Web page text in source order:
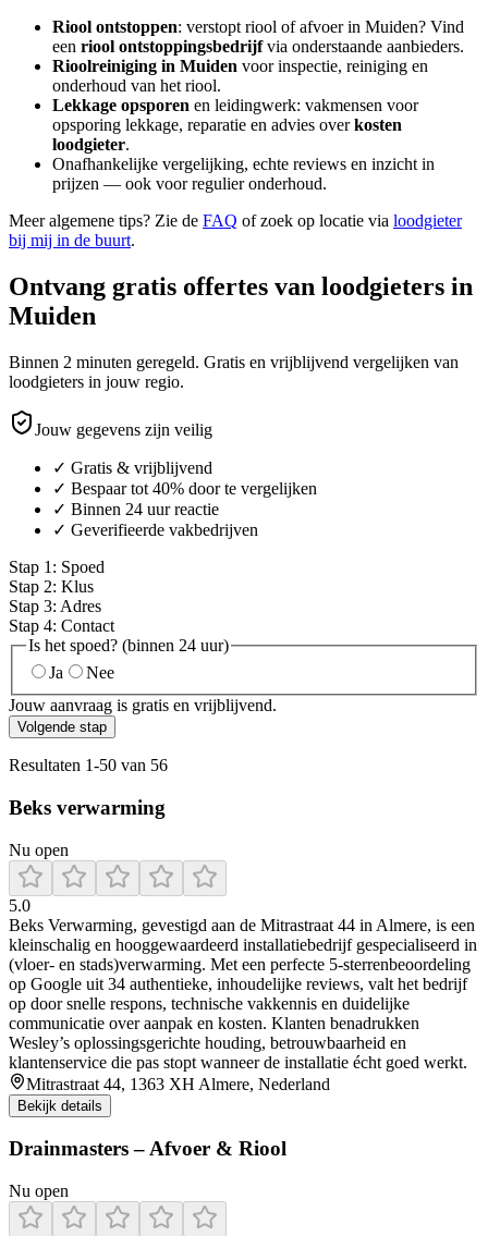
Riool ontstoppen: verstopt riool of afvoer in Muiden? Vind
een riool ontstoppingsbedrijfvia onderstaande aanbieders.
Rioolreiniging in Muiden voor inspectie, reiniging en
onderhoud van het riool.
Lekkage opsporen en leidingwerk: vakmensen voor
opsporing lekkage, reparatie en advies overkosten
loodgieter.
Onafhankelijke vergelijking, echte reviews en inzicht in
prijzen — ook voor regulier onderhoud.
Meer algemene tips? Zie de FAQ of zoek op locatie via loodgieter
bij mij in de buurt.
Ontvang gratis offertes van loodgieters in
Muiden
Binnen 2 minuten geregeld. Gratis en vrijblijvend vergelijken van
loodgieters in jouw regio.
Jouw gegevens zijn veilig
✓ Gratis & vrijblijvend
✓ Bespaar tot 40% door te vergelijken
✓ Binnen 24 uur reactie
✓ Geverifieerde vakbedrijven
Stap 1 : Spoed
Stap 2: Klus
Stap 3: Adres
Stap 4: Contact
Is het spoed? (binnen 24 uur)
Ja
Nee
Jouw aanvraag is gratis en vrijblijvend.
Volgende stap
Resultaten 1-50 van 56
Beks verwarming
Nu open
5.0
Beks Verwarming, gevestigd aan de Mitrastraat 44 in Almere, is een
kleinschalig en hooggewaardeerd installatiebedrijf gespecialiseerd in
(vloer‑ en stads)verwarming. Met een perfecte 5‑sterrenbeoordeling
op Google uit 34 authentieke, inhoudelijke reviews, valt het bedrijf
op door snelle respons, technische vakkennis en duidelijke
communicatie over aanpak en kosten. Klanten benadrukken
Wesley’s oplossingsgerichte houding, betrouwbaarheid en
klantenservice die pas stopt wanneer de installatie écht goed werkt.
Mitrastraat 44, 1363 XH Almere, Nederland
Bekijk details
Drainmasters – Afvoer & Riool
Nu open